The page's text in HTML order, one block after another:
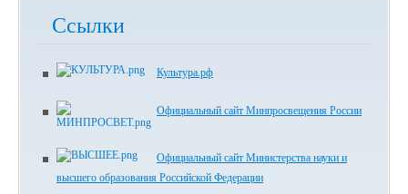
Ссылки
Культура.рф
Официальный сайт Минпросвещения России
Официальный сайт Министерства науки и
высшего образования Российской Федерации